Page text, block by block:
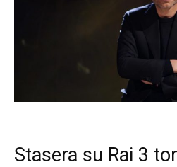
Stasera su Rai 3